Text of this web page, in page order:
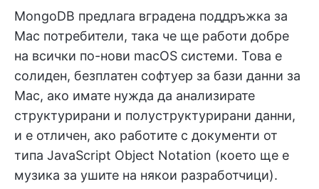
MongoDB предлага вградена поддръжка за
Mac потребители, така че ще работи добре
на всички по-нови macOS системи. Това е
солиден, безплатен софтуер за бази данни за
Mac, ако имате нужда да анализирате
структурирани и полуструктурирани данни,
и е отличен, ако работите с документи от
типа JavaScript Object Notation (което ще е
музика за ушите на някои разработчици).